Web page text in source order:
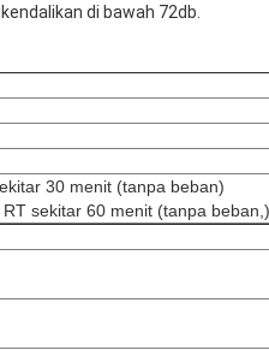
di bawah 72db.
30 menit (tanpa beban)
sekitar 60 menit (tanpa beban,)